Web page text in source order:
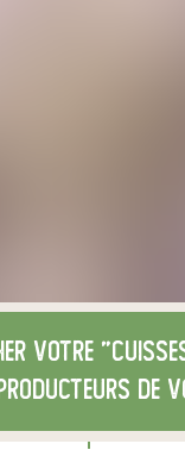
votre
de